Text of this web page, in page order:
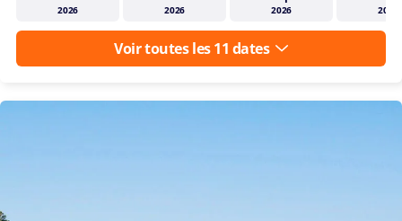
2026 2026 2026 2026
Voir toutes les 11 dates